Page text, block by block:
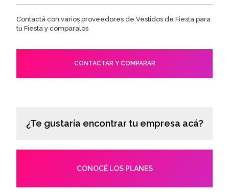
Contactá con varios proveedores de Vestidos de Fiesta para
tu Fiesta y comparalos
CONTACTAR Y COMPARAR
¿Te gustaría encontrar tu empresa acá?
CONOCÉ LOS PLANES